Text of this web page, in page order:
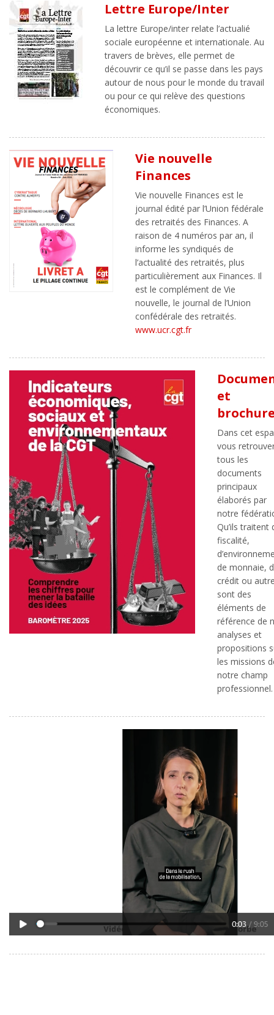
Lettre Europe/Inter
La lettre Europe/inter relate l’actualié
sociale européenne et internationale. Au
travers de brèves, elle permet de
découvrir ce qu’il se passe dans les pays
autour de nous pour le monde du travail
ou pour ce qui relève des questions
économiques.
Vie nouvelle
Finances
Vie nouvelle Finances est le
journal édité par l’Union fédérale
des retraités des Finances. A
raison de 4 numéros par an, il
informe les syndiqués de
l’actualité des retraités, plus
particulièrement aux Finances. Il
est le complément de Vie
nouvelle, le journal de l’Union
confédérale des retraités.
www.ucr.cgt.fr
et
Dans cet
vous
tous les
documents
principaux
élaborés par
notre
Qu’ils traitent
fiscalité,
de monnaie,
crédit ou
sont des
éléments de
référence de
analyses et
propositions
les missions
notre champ
professionnel.